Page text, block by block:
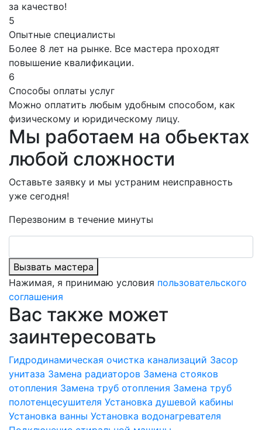
за качество!
5
Опытные специалисты
Более 8 лет на рынке. Все мастера проходят
повышение квалификации.
6
Способы оплаты услуг
Можно оплатить любым удобным способом, как
физическому и юридическому лицу.
Мы работаем на обьектах
любой сложности
Оставьте заявку и мы устраним неисправность
уже сегодня!
Перезвоним в течение минуты
Вызвать мастера
Нажимая, я принимаю условия пользовательского
соглашения
Вас также может
заинтересовать
Гидродинамическая очистка канализаций Засор
унитаза Замена радиаторов Замена стояков
отопления Замена труб отопления Замена труб
полотенцесушителя Установка душевой кабины
Установка ванны Установка водонагревателя